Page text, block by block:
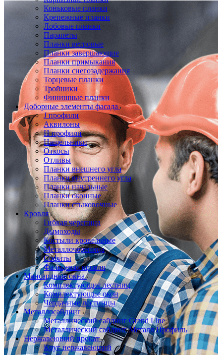
Коньковые планки
Крепежные планки
Лобовые планки
Парапеты
Планки ветровые
Планки завершающие
Планки примыкания
Планки снегозадержания
Торцевые планки
Тройники
Финишные планки
Доборные элементы фасада
J профили
Аквилоны
Н профили
Нащельники
Откосы
Отливы
Планки внешнего угла
Планки внутреннего угла
Планки начальные
Планки оконные
Планки стыковочные
Кровля
Гибкая черепица
Дымоходы
Костыли кровельные
Металлочерепица
Софиты
Фальцевая кровля
Мансардные окна
Комплектующие лестниц
Комплектующие окон
Чердачные лестницы
Металлосайдинг
Металлический сайдинг Grand Line
Металлический сайдинг Металл Профиль
Нержавеющий прокат
Круг нержавеющий